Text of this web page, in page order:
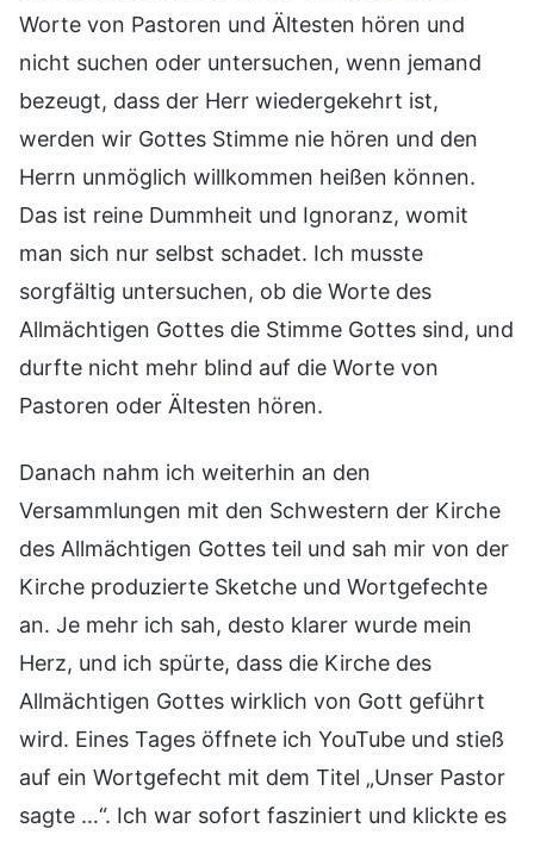
Worte von Pastoren und Ältesten hören und
nicht suchen oder untersuchen, wenn jemand
bezeugt, dass der Herr wiedergekehrt ist,
werden wir Gottes Stimme nie hören und den
Herrn unmöglich willkommen heißen können.
Das ist reine Dummheit und Ignoranz, womit
man sich nur selbst schadet. Ich musste
sorgfältig untersuchen, ob die Worte des
Allmächtigen Gottes die Stimme Gottes sind, und
durfte nicht mehr blind auf die Worte von
Pastoren oder Ältesten hören.
Danach nahm ich weiterhin an den
Versammlungen mit den Schwestern der Kirche
des Allmächtigen Gottes teil und sah mir von der
Kirche produzierte Sketche und Wortgefechte
an. Je mehr ich sah, desto klarer wurde mein
Herz, und ich spürte, dass die Kirche des
Allmächtigen Gottes wirklich von Gott geführt
wird. Eines Tages öffnete ich YouTube und stieß
auf ein Wortgefecht mit dem Titel „Unser Pastor
sagte …“. Ich war sofort fasziniert und klickte es